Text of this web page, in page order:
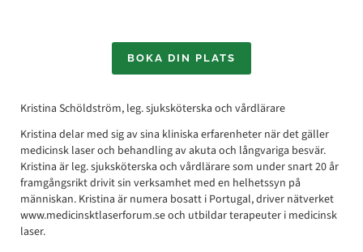
BOKA DIN PLATS
Kristina Schöldström, leg. sjuksköterska och vårdlärare
Kristina delar med sig av sina kliniska erfarenheter när det gäller
medicinsk laser och behandling av akuta och långvariga besvär.
Kristina är leg. sjuksköterska och vårdlärare som under snart 20 år
framgångsrikt drivit sin verksamhet med en helhetssyn på
människan. Kristina är numera bosatt i Portugal, driver nätverket
www.medicinsktlaserforum.se och utbildar terapeuter i medicinsk
laser.